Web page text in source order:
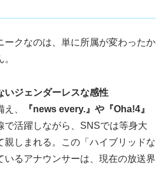
ークなのは、単に所属が変わったか
いジェンダーレスな感性
、
『news every.』や『Oha!4』
で活躍しながら、SNSでは等身大
親しまれる。この「ハイブリッドな
いるアナウンサーは、現在の放送界